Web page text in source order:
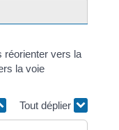
réorienter vers la
la voie
Tout déplier